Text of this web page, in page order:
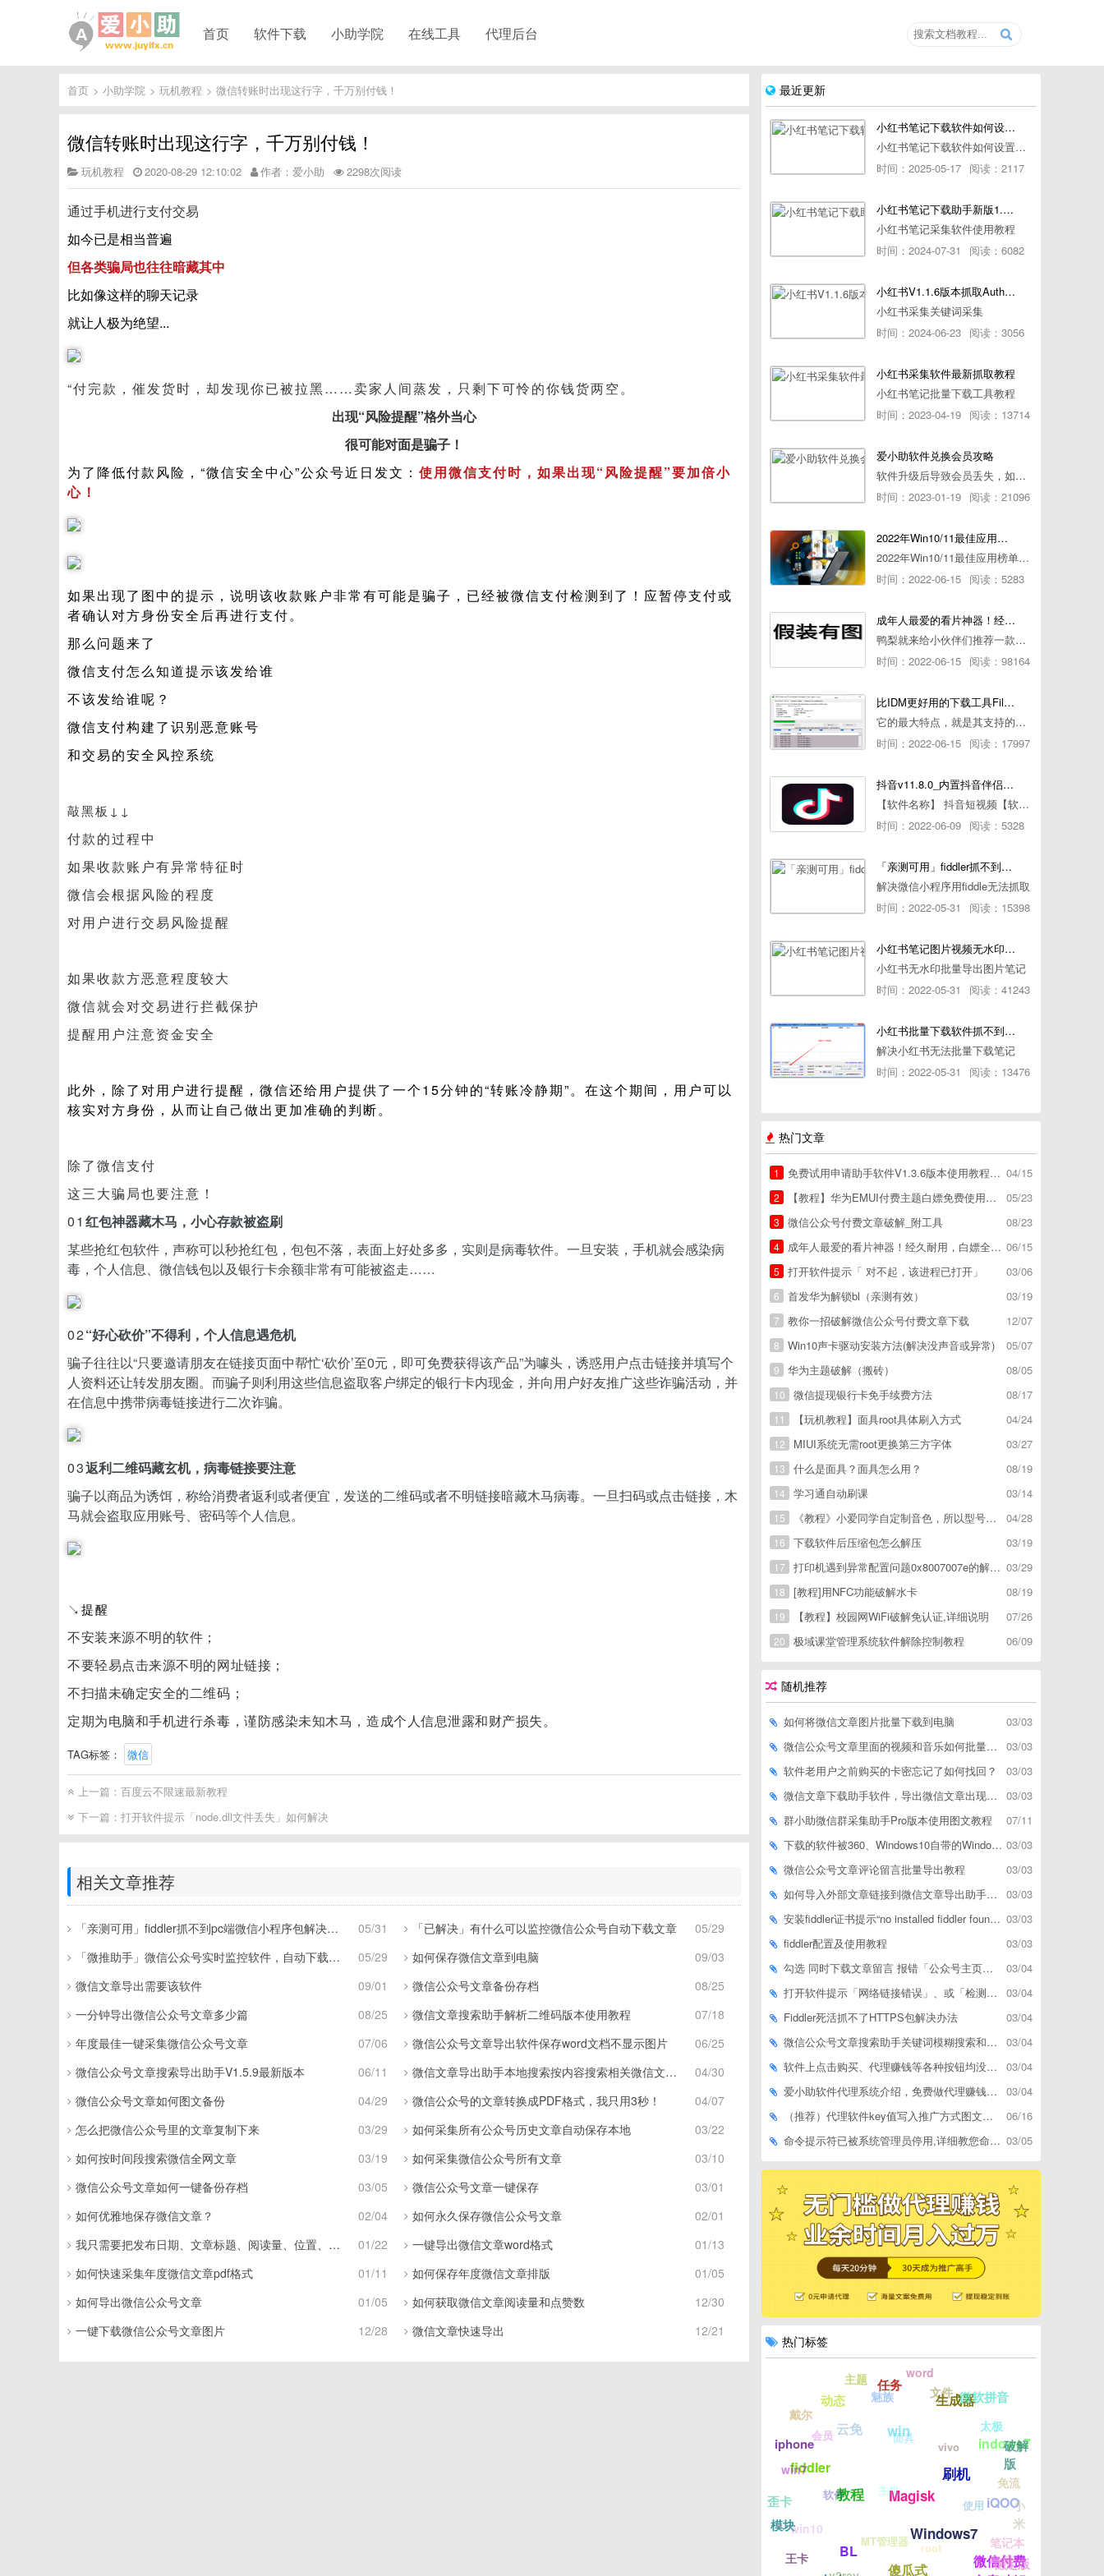
首页 软件下载 小助学院 在线工具 代理后台
首页 > 小助学院 > 玩机教程 > 微信转账时出现这行字，千万别付钱！
微信转账时出现这行字，千万别付钱！
玩机教程 2020-08-29 12:10:02 作者：爱小助 2298次阅读
通过手机进行支付交易
如今已是相当普遍
但各类骗局也往往暗藏其中
比如像这样的聊天记录
就让人极为绝望...
“付完款，催发货时，却发现你已被拉黑……卖家人间蒸发，只剩下可怜的你钱货两空。
出现“风险提醒”格外当心
很可能对面是骗子！
为了降低付款风险，“微信安全中心”公众号近日发文： 使用微信支付时，如果出现“风险提醒”要加倍小
心！
如果出现了图中的提示，说明该收款账户非常有可能是骗子，已经被微信支付检测到了！应暂停支付或
者确认对方身份安全后再进行支付。
那么问题来了
微信支付怎么知道提示该发给谁
不该发给谁呢？
微信支付构建了识别恶意账号
和交易的安全风控系统
敲黑板↓↓
付款的过程中
如果收款账户有异常特征时
微信会根据风险的程度
对用户进行交易风险提醒
如果收款方恶意程度较大
微信就会对交易进行拦截保护
提醒用户注意资金安全
此外，除了对用户进行提醒，微信还给用户提供了一个15分钟的“转账冷静期”。在这个期间，用户可以
核实对方身份，从而让自己做出更加准确的判断。
除了微信支付
这三大骗局也要注意！
01 红包神器藏木马，小心存款被盗刷
某些抢红包软件，声称可以秒抢红包，包包不落，表面上好处多多，实则是病毒软件。一旦安装，手机就会感染病
毒，个人信息、微信钱包以及银行卡余额非常有可能被盗走……
02“好心砍价”不得利，个人信息遇危机
骗子往往以“只要邀请朋友在链接页面中帮忙‘砍价’至0元，即可免费获得该产品”为噱头，诱惑用户点击链接并填写个
人资料还让转发朋友圈。而骗子则利用这些信息盗取客户绑定的银行卡内现金，并向用户好友推广这些诈骗活动，并
在信息中携带病毒链接进行二次诈骗。
03返利二维码藏玄机，病毒链接要注意
骗子以商品为诱饵，称给消费者返利或者便宜，发送的二维码或者不明链接暗藏木马病毒。一旦扫码或点击链接，木
马就会盗取应用账号、密码等个人信息。
↘ 提醒
不安装来源不明的软件；
不要轻易点击来源不明的网址链接；
不扫描未确定安全的二维码；
定期为电脑和手机进行杀毒，谨防感染未知木马，造成个人信息泄露和财产损失。
TAG标签： 微信
上一篇： 百度云不限速最新教程
下一篇： 打开软件提示「node.dll文件丢失」如何解决
相关文章推荐
05/31
「亲测可用」fiddler抓不到pc端微信小程序包解决方案 05/29
「已解决」有什么可以监控微信公众号自动下载文章
05/29
「微推助手」微信公众号实时监控软件，自动下载文章为pdf和word 09/03
如何保存微信文章到电脑
09/01
微信文章导出需要该软件 08/25
微信公众号文章备份存档
08/25
一分钟导出微信公众号文章多少篇 07/18
微信文章搜索助手解析二维码版本使用教程
07/06
年度最佳一键采集微信公众号文章 06/25
微信公众号文章导出软件保存word文档不显示图片
06/11
微信公众号文章搜索导出助手V1.5.9最新版本 04/30
微信文章导出助手本地搜索按内容搜索相关微信文章说明
04/29
微信公众号文章如何图文备份 04/07
微信公众号的文章转换成PDF格式，我只用3秒！
03/29
怎么把微信公众号里的文章复制下来 03/22
如何采集所有公众号历史文章自动保存本地
03/19
如何按时间段搜索微信全网文章 03/10
如何采集微信公众号所有文章
03/05
微信公众号文章如何一键备份存档 03/01
微信公众号文章一键保存
02/04
如何优雅地保存微信文章？ 02/01
如何永久保存微信公众号文章
01/22
我只需要把发布日期、文章标题、阅读量、位置、文章链接导出为excel 01/13
一键导出微信文章word格式
01/11
如何快速采集年度微信文章pdf格式 01/05
如何保存年度微信文章排版
01/05
如何导出微信公众号文章 12/30
如何获取微信文章阅读量和点赞数
12/28
一键下载微信公众号文章图片 12/21
微信文章快速导出
最近更新
小红书笔记下载软件如何设置浏览器路径
小红书笔记下载软件如何设置浏览器路径
时间：2025-05-17 阅读：2117
小红书笔记下载助手新版1.1.7版本使用教程
小红书笔记采集软件使用教程
时间：2024-07-31
阅读：6082
小红书V1.1.6版本抓取AuthorId最新教程
小红书采集关键词采集
时间：2024-06-23 阅读：3056
小红书采集软件最新抓取教程
小红书笔记批量下载工具教程
时间：2023-04-19 阅读：13714
爱小助软件兑换会员攻略
软件升级后导致会员丢失，如何快速兑换会员详细攻略
时间：2023-01-19 阅读：21096
2022年Win10/11最佳应用榜单出炉！ 你都用过几个？
2022年Win10/11最佳应用榜单出炉！ 你都用过几个？
时间：2022-06-15 阅读：5283
成年人最爱的看片神器！经久耐用-白嫖全网资源
鸭梨就来给小伙伴们推荐一款经久耐用的良心播放器，资源齐全无广告，可以放心使用~
时间：2022-06-15 阅读：98164
比IDM更好用的下载工具File Centipede文件蜈蚣-秒杀迅雷-直接飞起！
它的最大特点，就是其支持的下载协议几乎是市面上最全面的，包括HTTP/FTP、BT种子、磁力链接，m3u8流任务（AES-128解密）。
时间：2022-06-15 阅读：17997
抖音v11.8.0_内置抖音伴侣/视频去水印
【软件名称】 抖音短视频【软件版本】 11.8.0【软件大小】 83.74M【是否Root】不需要【测试机型】PCML10 [oppo Reno Ace]【文字介绍】 抖音短视频app是一款很有意思娱
时间：2022-06-09 阅读：5328
「亲测可用」fiddler抓不到pc端微信小程序包解决方案
解决微信小程序用fiddle无法抓取
时间：2022-05-31
阅读：15398
小红书笔记图片视频无水印批量下载软件使用教程
小红书无水印批量导出图片笔记
时间：2022-05-31
阅读：41243
小红书批量下载软件抓不到authorId如何解决
解决小红书无法批量下载笔记
时间：2022-05-31
阅读：13476
热门文章
04/15
1
免费试用申请助手软件V1.3.6版本使用教程，免费领空调冰箱，附下载地址
05/23
2
【教程】华为EMUI付费主题白嫖免费使用方法。
08/23
3
微信公众号付费文章破解_附工具
06/15
4
成年人最爱的看片神器！经久耐用，白嫖全网资源
03/06
5
打开软件提示「 对不起，该进程已打开」
03/19
6
首发华为解锁bl（亲测有效）
12/07
7
教你一招破解微信公众号付费文章下载
05/07
8
Win10声卡驱动安装方法(解决没声音或异常)
08/05
9
华为主题破解（搬砖）
08/17
10
微信提现银行卡免手续费方法
04/24
11
【玩机教程】面具root具体刷入方式
03/27
12
MIUI系统无需root更换第三方字体
08/19
13
什么是面具？面具怎么用？
03/14
14
学习通自动刷课
04/28
15
《教程》小爱同学自定制音色，所以型号通用，不用root
03/19
16
下载软件后压缩包怎么解压
03/29
17
打印机遇到异常配置问题0x8007007e的解决方
08/19
18
[教程]用NFC功能破解水卡
07/26
19
【教程】校园网WiFi破解免认证,详细说明
06/09
20 极域课堂管理系统软件解除控制教程
随机推荐
03/03
如何将微信文章图片批量下载到电脑
03/03
微信公众号文章里面的视频和音乐如何批量下载到电脑上
03/03
软件老用户之前购买的卡密忘记了如何找回？
03/03
微信文章下载助手软件，导出微信文章出现「导出失败*篇」如何解决
07/11
群小助微信群采集助手Pro版本使用图文教程
03/03
下载的软件被360、Windows10自带的Windows Defender、腾讯管家等杀毒软件误删了怎么解决
03/03
微信公众号文章评论留言批量导出教程
03/03
如何导入外部文章链接到微信文章导出助手批量下载，附上3种方式
03/03
安装fiddler证书提示“no installed fiddler found”或开启代理ip失败
03/03
fiddler配置及使用教程
03/04
勾选 同时下载文章留言 报错「公众号主页和加载cookie参数不能为空」
03/04
打开软件提示「网络链接错误」、或「检测版本更新失败」等网络问题解决方案
03/04
Fiddler死活抓不了HTTPS包解决办法
03/04
微信公众号文章搜索助手关键词模糊搜索和精确匹配搜索的区别
03/04
软件上点击购买、代理赚钱等各种按钮均没有反应，不打开相应网址怎么解决
03/04
爱小助软件代理系统介绍，免费做代理赚钱，带你轻松月收入过万
06/16
（推荐）代理软件key值写入推广方式图文教程
03/05
命令提示符已被系统管理员停用,详细教您命令提示符已被系统管理员停用怎么办
热门标签
Magisk
教程
BL
傻瓜式
Windows7
刷机
win
云免
fiddler
模块
微信付费
iQOO
indows7
生成器
任务
动态
iphone
歪卡
王卡 稳定版
小
米
破解
版
微软拼音
word
主题
戴尔
win7
win10
笔记本
电脑
免流
太极
文件
魅族
会员
软件
MT管理器 root
使用
vivo
面具
主机